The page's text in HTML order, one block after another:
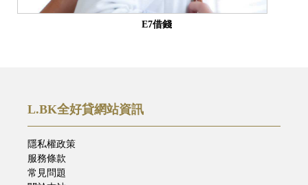
E7借錢
L.BK全好貸網站資訊
隱私權政策
服務條款
常見問題